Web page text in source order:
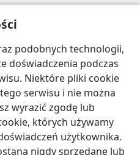
podobnych technologii,
doświadczenia podczas
Niektóre pliki cookie
serwisu i nie można
wyrazić zgodę lub
których używamy
użytkownika.
nigdy sprzedane lub
Biblia nakazuje
ani nie popierają, ani
przez państwo praw
oraz
Strażnicy